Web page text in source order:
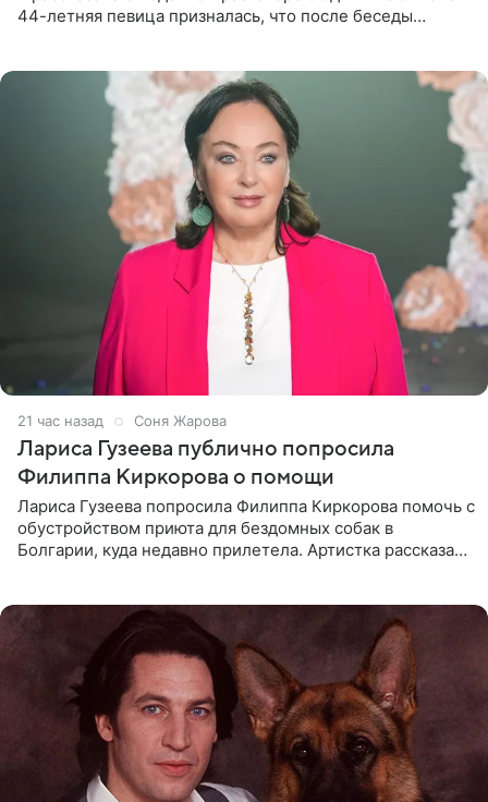
44-летняя певица призналась, что после беседы
21 час назад Соня Жарова
Лариса Гузеева публично попросила
Филиппа Киркорова о помощи
Лариса Гузеева попросила Филиппа Киркорова помочь с
обустройством приюта для бездомных собак в
Болгарии, куда недавно прилетела. Артистка рассказала